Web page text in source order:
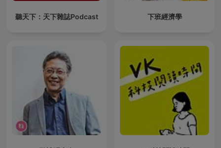
聽天下：天下雜誌Podcast 下班經濟學